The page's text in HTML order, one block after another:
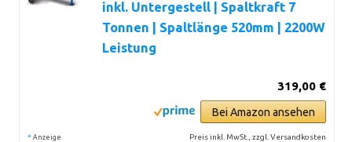
inkl. Untergestell | Spaltkraft 7
Tonnen | Spaltlänge 520mm | 2200W
Leistung
319,00 €
Bei Amazon ansehen
* Anzeige Preis inkl. MwSt., zzgl. Versandkosten